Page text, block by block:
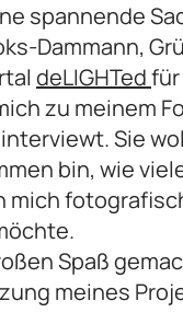
spannende
Dammann,
deLIGHTed
zu meinem
Sie
bin, wie
mich
Spaß
meines